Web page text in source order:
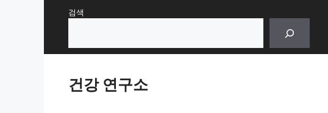
검색
건강 연구소